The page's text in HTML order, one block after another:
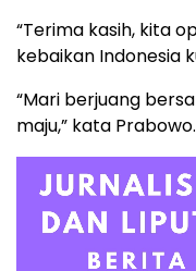
“Terima kasih, kita
kebaikan Indonesia
“Mari berjuang
maju,” kata